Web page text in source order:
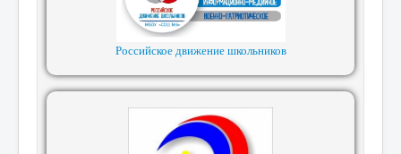
Российское движение школьников